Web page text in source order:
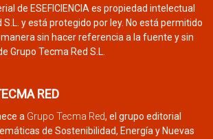
de ESEFICIENCIA es propiedad intelectual
S.L. y está protegido por ley. No está permitido
sin hacer referencia a la fuente y sin
Grupo Tecma Red S.L.
RED
a Grupo Tecma Red, el grupo editorial
de Sostenibilidad, Energía y Nuevas